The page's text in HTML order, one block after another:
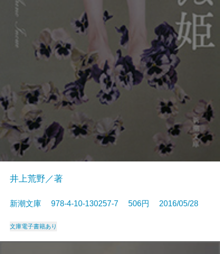
井上荒野／著
新潮文庫 978-4-10-130257-7 506円 2016/05/28
文庫電子書籍あり